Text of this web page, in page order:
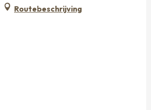
Routebeschrijving